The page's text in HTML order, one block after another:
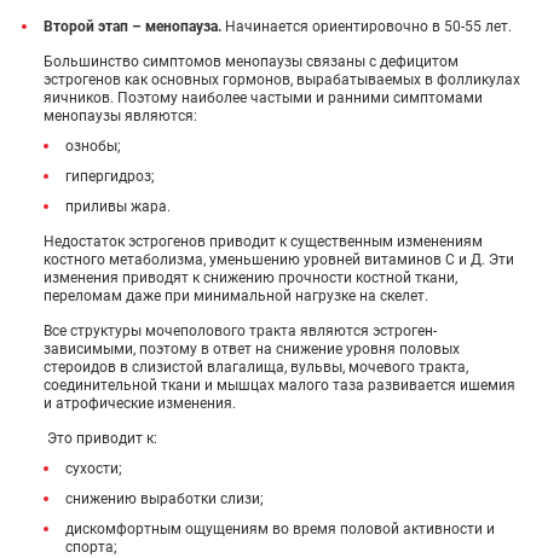
Второй этап – менопауза. Начинается ориентировочно в 50-55 лет.
Большинство симптомов менопаузы связаны с дефицитом
эстрогенов как основных гормонов, вырабатываемых в фолликулах
яичников. Поэтому наиболее частыми и ранними симптомами
менопаузы являются:
ознобы;
гипергидроз;
приливы жара.
Недостаток эстрогенов приводит к существенным изменениям
костного метаболизма, уменьшению уровней витаминов С и Д. Эти
изменения приводят к снижению прочности костной ткани,
переломам даже при минимальной нагрузке на скелет.
Все структуры мочеполового тракта являются эстроген-
зависимыми, поэтому в ответ на снижение уровня половых
стероидов в слизистой влагалища, вульвы, мочевого тракта,
соединительной ткани и мышцах малого таза развивается ишемия
и атрофические изменения.
Это приводит к:
сухости;
снижению выработки слизи;
дискомфортным ощущениям во время половой активности и
спорта;